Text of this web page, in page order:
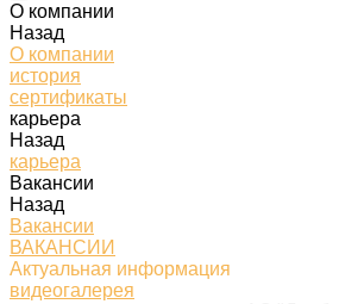
О компании
Назад
О компании
история
сертификаты
карьера
Назад
карьера
Вакансии
Назад
Вакансии
ВАКАНСИИ
Актуальная информация
видеогалерея